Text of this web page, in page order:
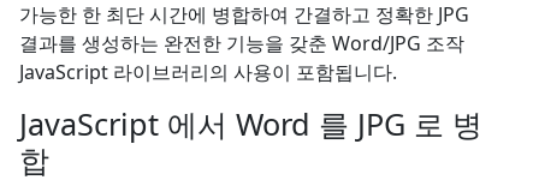
가능한 한 최단 시간에 병합하여 간결하고 정확한 JPG
결과를 생성하는 완전한 기능을 갖춘 Word/JPG 조작
JavaScript 라이브러리의 사용이 포함됩니다.
JavaScript 에서 Word 를 JPG 로 병
합